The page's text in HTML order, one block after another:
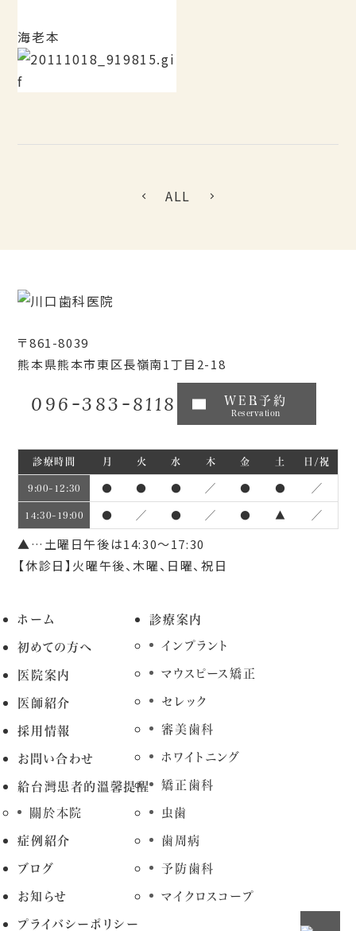
海老本
ALL
〒861-8039
熊本県熊本市東区長嶺南1丁目2-18
096-383-8118 WEB予約
Reservation
診療時間 月 火 水 木 金 土 日/祝
9:00~12:30 ● ● ● ／ ● ● ／
14:30~19:00 ● ／ ● ／ ● ▲ ／
▲…土曜日午後は14:30～17:30
【休診日】火曜午後、木曜、日曜、祝日
ホーム
初めての方へ
医院案内
医師紹介
採用情報
お問い合わせ
給台灣患者的溫馨提醒
關於本院
症例紹介
ブログ
お知らせ
プライバシーポリシー
診療案内
インプラント
マウスピース矯正
セレック
審美歯科
ホワイトニング
矯正歯科
虫歯
歯周病
予防歯科
マイクロスコープ